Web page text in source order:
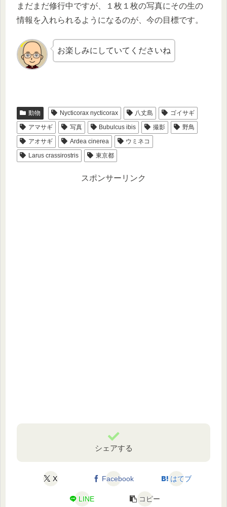
まだまだ修行中ですが、１枚１枚の写真にその生の
情報を入れられるようになるのが、今の目標です。
お楽しみにしていてくださいね
動物 Nycticorax nycticorax 八丈島
ゴイサギ
アマサギ
写真 Bubulcus ibis 撮影
野鳥
アオサギ
Ardea cinerea
ウミネコ
Larus crassirostris
東京都
スポンサーリンク
シェアする
X Facebook はてブ
LINE コピー